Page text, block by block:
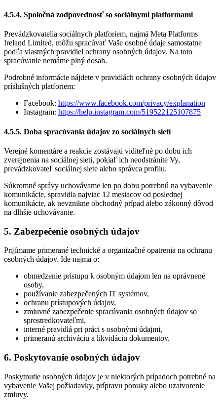
4.5.4. Spoločná zodpovednosť so sociálnymi platformami
Prevádzkovatelia sociálnych platforiem, najmä Meta Platforms
Ireland Limited, môžu spracúvať Vaše osobné údaje samostatne
podľa vlastných pravidiel ochrany osobných údajov. Na toto
spracúvanie nemáme plný dosah.
Podrobné informácie nájdete v pravidlách ochrany osobných údajov
príslušných platforiem:
Facebook: https://www.facebook.com/privacy/explanation
Instagram: https://help.instagram.com/519522125107875
4.5.5. Doba spracúvania údajov zo sociálnych sietí
Verejné komentáre a reakcie zostávajú viditeľné po dobu ich
zverejnenia na sociálnej sieti, pokiaľ ich neodstránite Vy,
prevádzkovateľ sociálnej siete alebo správca profilu.
Súkromné správy uchovávame len po dobu potrebnú na vybavenie
komunikácie, spravidla najviac 12 mesiacov od poslednej
komunikácie, ak nevznikne obchodný prípad alebo zákonný dôvod
na dlhšie uchovávanie.
5. Zabezpečenie osobných údajov
Prijímame primerané technické a organizačné opatrenia na ochranu
osobných údajov. Ide najmä o:
obmedzenie prístupu k osobným údajom len na oprávnené
osoby,
používanie zabezpečených IT systémov,
ochranu prístupových údajov,
zmluvné zabezpečenie spracúvania osobných údajov so
sprostredkovateľmi,
interné pravidlá pri práci s osobnými údajmi,
primeranú archiváciu a likvidáciu dokumentov.
6. Poskytovanie osobných údajov
Poskytnutie osobných údajov je v niektorých prípadoch potrebné na
vybavenie Vašej požiadavky, prípravu ponuky alebo uzatvorenie
zmluvy.